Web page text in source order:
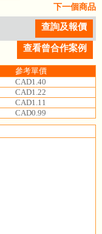
下一個商品
查詢及報價
查看曾合作案例
參考單價
CAD1.40
CAD1.22
CAD1.11
CAD0.99